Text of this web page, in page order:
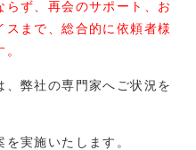
ず、再会のサポート、お
スまで、総合的に依頼者様
弊社の専門家へご状況を
実施いたします。